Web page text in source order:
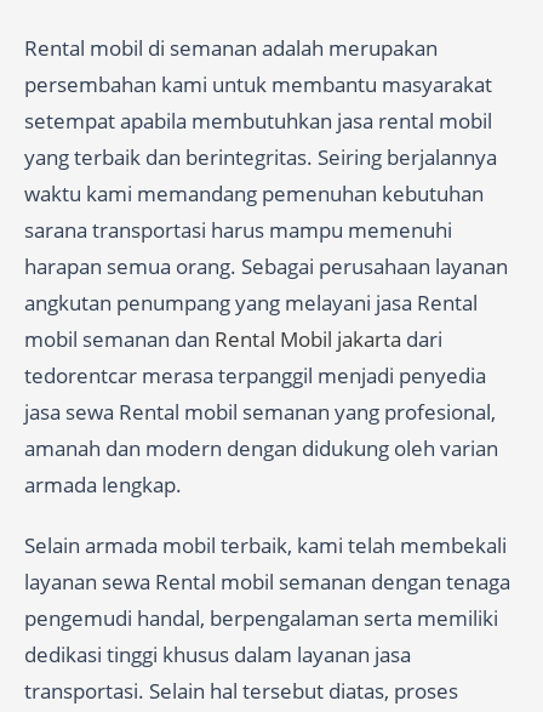
Rental mobil di semanan adalah merupakan
persembahan kami untuk membantu masyarakat
setempat apabila membutuhkan jasa rental mobil
yang terbaik dan berintegritas. Seiring berjalannya
waktu kami memandang pemenuhan kebutuhan
sarana transportasi harus mampu memenuhi
harapan semua orang. Sebagai perusahaan layanan
angkutan penumpang yang melayani jasa Rental
mobil semanan dan Rental Mobil jakarta dari
tedorentcar merasa terpanggil menjadi penyedia
jasa sewa Rental mobil semanan yang profesional,
amanah dan modern dengan didukung oleh varian
armada lengkap.
Selain armada mobil terbaik, kami telah membekali
layanan sewa Rental mobil semanan dengan tenaga
pengemudi handal, berpengalaman serta memiliki
dedikasi tinggi khusus dalam layanan jasa
transportasi. Selain hal tersebut diatas, proses